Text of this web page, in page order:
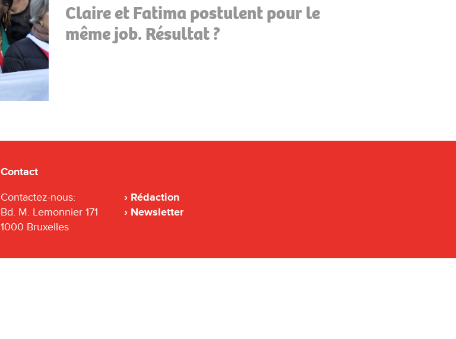
Claire et Fatima postulent pour le
même job. Résultat ?
Contact
Contactez-nous:
Bd. M. Lemonnier 171
1000 Bruxelles
Rédaction
Newsletter